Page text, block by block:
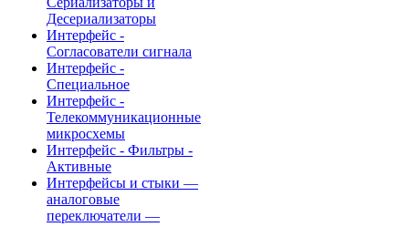
Десериализаторы
Интерфейс -
Согласователи сигнала
Интерфейс -
Специальное
Интерфейс -
Телекоммуникационные
микросхемы
Интерфейс - Фильтры -
Активные
Интерфейсы и стыки —
аналоговые
переключатели —